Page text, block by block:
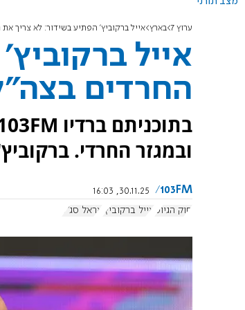
ערוץ 7 בארץ אייל ברקוביץ' הפתיע בשידור: לא צריך
אייל
החרדים
ובמגזר החרדי.
103FM
30.11.25, 16:03
חוק הגיוס אייל ברקוביץ' אראל סג"ל